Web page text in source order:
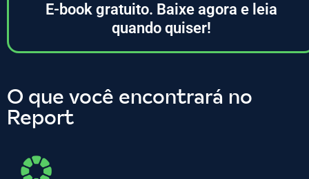
E-book gratuito. Baixe agora e leia
quando quiser!
O que você encontrará no
Report